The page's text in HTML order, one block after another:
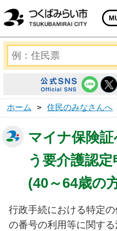
ホーム > 住民のみなさんへ
マイナ保険
う要介護認
(40～64歳の
行政手続における特定
の番号の利用等に関す